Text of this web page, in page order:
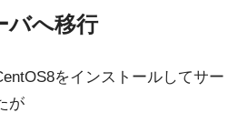
バへ移行
をインストールしてサー
が